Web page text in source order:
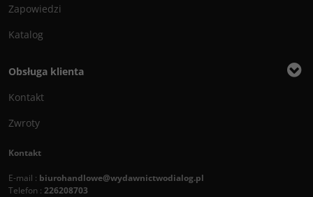
Zapowiedzi
Katalog
Obsługa klienta
Kontakt
Zwroty
Kontakt
E-mail : biurohandlowe@wydawnictwodialog.pl
Telefon : 226208703